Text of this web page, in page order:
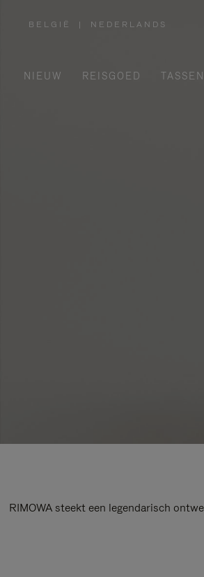
BELGIË
,
| NEDERLANDS
NIEUW REISGOED TASSEN
RIMOWA steekt een legendarisch